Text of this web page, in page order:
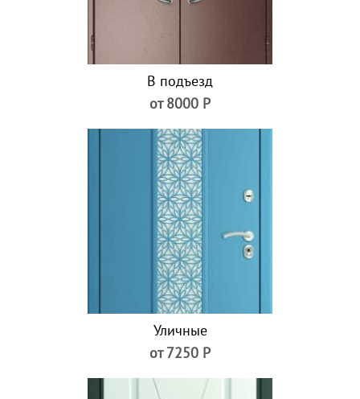
В подъезд
от 8000 Р
Уличные
от 7250 Р